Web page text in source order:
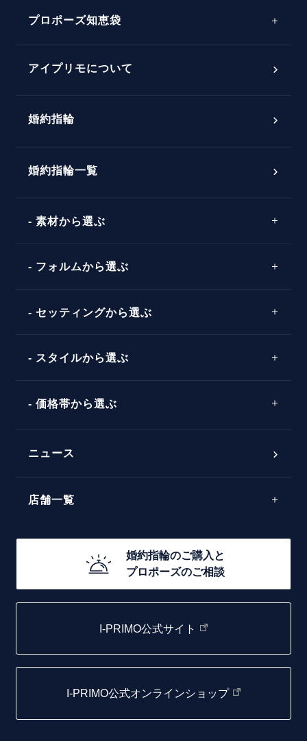
プロポーズアイテム
パーフェクトプロポーズリング
婚約指輪マッチング診断
プロポーズ知恵袋
ダイヤモンドの品質とは？
タイミング
言葉
アイプリモについて
婚約指輪
婚約指輪一覧
素材から選ぶ
プラチナ
コンビネーション
フォルムから選ぶ
ストレートライン
セッティングから選ぶ
ソリテール
ラインメレ
スタイルから選ぶ
シンプル
モード
エレガント
価格帯から選ぶ
30万円台～
20万円台～
10万円台～
ニュース
店舗一覧
函館店
取扱店)エヴァンスブライダル 旭川本店
仙台店
青森店
弘前パークホテル店
婚約指輪のご購入と
プロポーズのご相談
I-PRIMO公式サイト
I-PRIMO公式オンラインショップ